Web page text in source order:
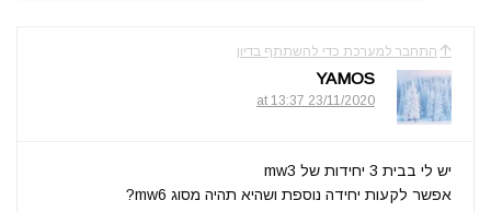
התחבר למערכת כדי להשתתף בדיון
YAMOS
23/11/2020 at 13:37
יש לי בבית 3 יחידות של mw3
אפשר לקעות יחידה נוספת ושהיא תהיה מסוג mw6?